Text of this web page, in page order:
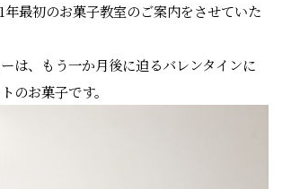
最初のお菓子教室のご案内をさせていた
は、もう一か月後に迫るバレンタインに
のお菓子です。